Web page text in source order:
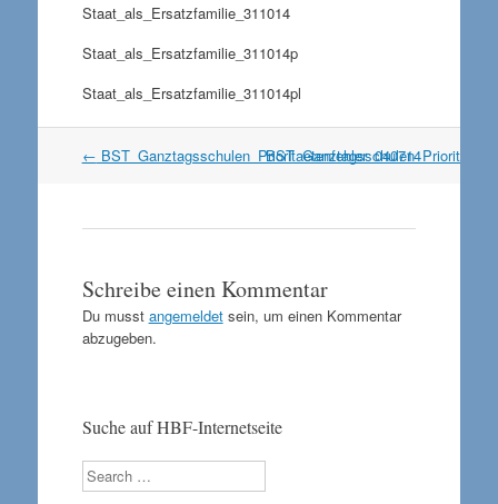
Staat_als_Ersatzfamilie_311014
Staat_als_Ersatzfamilie_311014p
Staat_als_Ersatzfamilie_311014pl
Artikel
← BST_Ganztagsschulen_Prioritaetenfehler_040714
Schreibe einen Kommentar
Du musst angemeldetsein, um einen Kommentar
abzugeben.
Suche auf HBF-Internetseite
Search